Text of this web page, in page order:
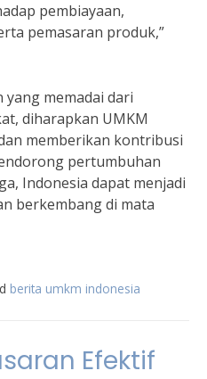
pembiayaan,
pemasaran produk,”
memadai dari
diharapkan UMKM
memberikan kontribusi
pertumbuhan
Indonesia dapat menjadi
berkembang di mata
berita umkm indonesia
Efektif